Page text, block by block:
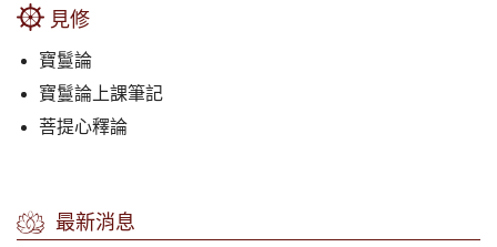
見修
寶鬘論
寶鬘論上課筆記
菩提心釋論
最新消息